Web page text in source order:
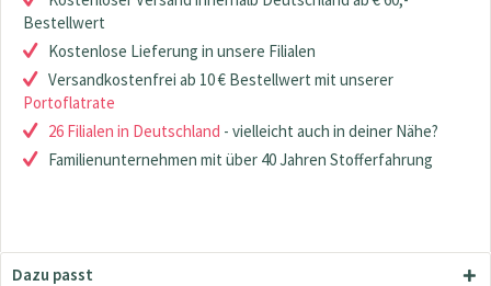
Bestellwert
Kostenlose Lieferung in unsere Filialen
Versandkostenfrei ab 10 € Bestellwert mit unserer
Portoflatrate
26 Filialen in Deutschland - vielleicht auch in deiner Nähe?
Familienunternehmen mit über 40 Jahren Stofferfahrung
Dazu passt